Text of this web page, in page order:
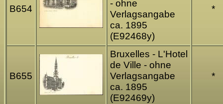
B654
- ohne
Verlagsangabe
ca. 1895
(E92468y)
*
B655
Bruxelles - L'Hotel
de Ville - ohne
Verlagsangabe
ca. 1895
(E92469y)
*